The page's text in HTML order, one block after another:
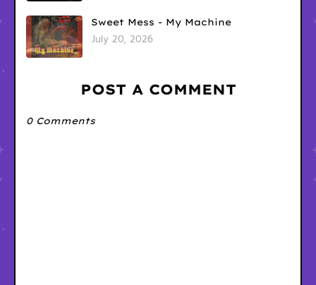
Sweet Mess - My Machine
July 20, 2026
POST A COMMENT
0 Comments